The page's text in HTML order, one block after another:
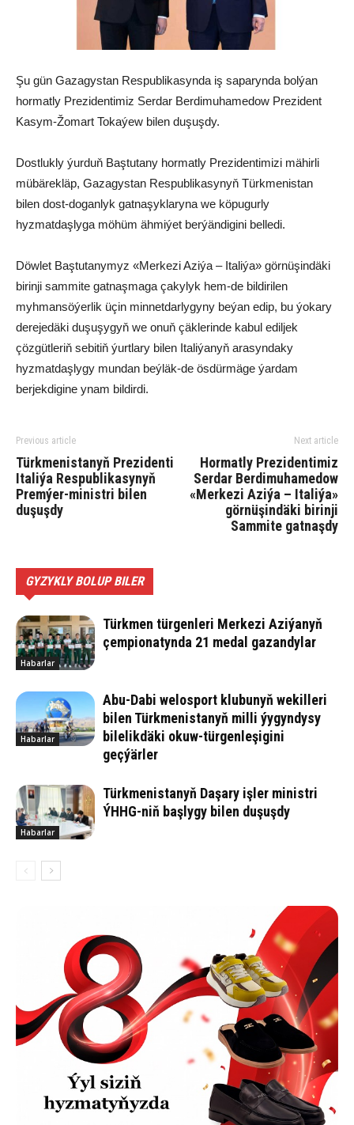
Şu gün Gazagystan Respublikasynda iş saparynda bolýan
hormatly Prezidentimiz Serdar Berdimuhamedow Prezident
Kasym-Žomart Tokaýew bilen duşuşdy.
Dostlukly ýurduň Baştutany hormatly Prezidentimizi mähirli
mübärekläp, Gazagystan Respublikasynyň Türkmenistan
bilen dost-doganlyk gatnaşyklaryna we köpugurly
hyzmatdaşlyga möhüm ähmiýet berýändigini belledi.
Döwlet Baştutanymyz «Merkezi Aziýa – Italiýa» görnüşindäki
birinji sammite gatnaşmaga çakylyk hem-de bildirilen
myhmansöýerlik üçin minnetdarlygyny beýan edip, bu ýokary
derejedäki duşuşygyň we onuň çäklerinde kabul ediljek
çözgütleriň sebitiň ýurtlary bilen Italiýanyň arasyndaky
hyzmatdaşlygy mundan beýläk-de ösdürmäge ýardam
berjekdigine ynam bildirdi.
Previous article
Türkmenistanyň Prezidenti
Italiýa Respublikasynyň
Premýer-ministri bilen
duşuşdy
Next article
Hormatly Prezidentimiz
Serdar Berdimuhamedow
«Merkezi Aziýa – Italiýa»
görnüşindäki birinji
Sammite gatnaşdy
GYZYKLY BOLUP BILER
Habarlar
Türkmen türgenleri Merkezi Aziýanyň
çempionatynda 21 medal gazandylar
Habarlar
Abu-Da­bi we­los­port klu­bu­nyň we­kil­le­ri
bi­len Türk­me­nis­ta­nyň milli ýy­gyn­dy­sy
bi­le­lik­dä­ki okuw-tür­gen­le­şigini
geçýärler
Habarlar
Türkmenistanyň Daşary işler ministri
ÝHHG-niň başlygy bilen duşuşdy